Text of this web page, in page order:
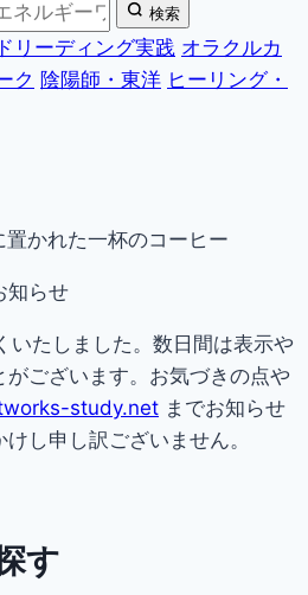
検索
リーディング実践 オラクルカ
ク 陰陽師・東洋 ヒーリング・
知らせ
いたしました。数日間は表示や
ございます。お気づきの点や
study.net までお知らせ
し申し訳ございません。
す